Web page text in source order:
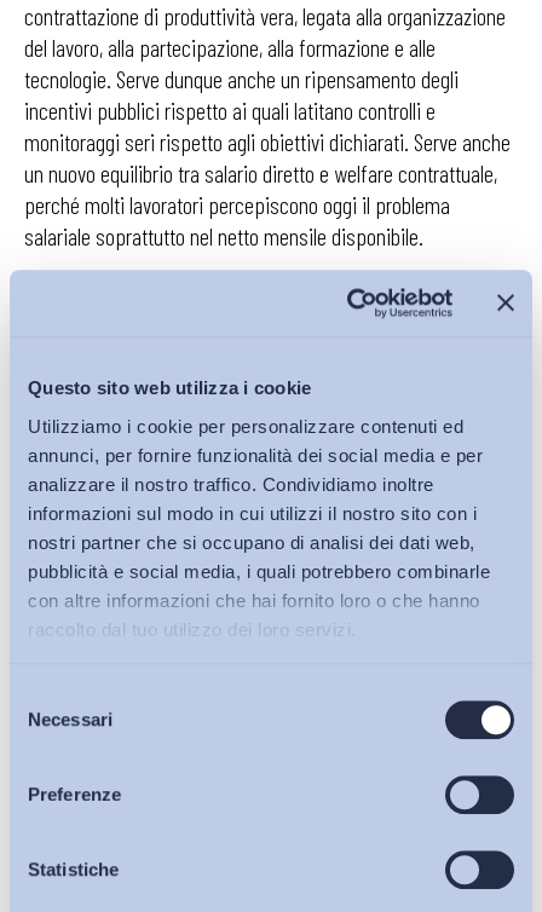
Questo sito web utilizza i cookie
Utilizziamo i cookie per personalizzare contenuti ed
annunci, per fornire funzionalità dei social media e per
analizzare il nostro traffico. Condividiamo inoltre
informazioni sul modo in cui utilizzi il nostro sito con i
nostri partner che si occupano di analisi dei dati web,
pubblicità e social media, i quali potrebbero combinarle
con altre informazioni che hai fornito loro o che hanno
raccolto dal tuo utilizzo dei loro servizi.
delNecessari
Preferenze
Statistiche
Bollettini ADAPT
Articoli
Osservatori
contrattazione di produttività vera, legata alla organizzazione
del lavoro, alla partecipazione, alla formazione e alle
tecnologie. Serve dunque anche un ripensamento degli
incentivi pubblici rispetto ai quali latitano controlli e
monitoraggi seri rispetto agli obiettivi dichiarati. Serve anche
un nuovo equilibrio tra salario diretto e welfare contrattuale,
perché molti lavoratori percepiscono oggi il problema
salariale soprattutto nel netto mensile disponibile.
Il merito delle parole di Orsini è allora quello di rendere
più chiaro il punto di partenza della questione salariale
alibi. Ed è qui, a ben vedere, che gli stessi contenuti del
decreto-legge n. 62/2026 cambiano di significato almeno da
una prospettiva di relazioni industriali. Nelle parole del
Presidente di Confindustria il decreto sul salario giusto non è
più soltanto lo strumento per mettere ordine nel sistema
contrattuale o per marginalizzare le forme patologiche di
dumping, ma diventaun possibile punto di partenza di
una nuova stagione di responsabilità condivisa tra
Governo e parti sociali
Se infatti anche i “contratti buoni” non bastano più, alloranon
è più sufficiente limitarsi a invocare nuove risorse
sostegno fiscale ai salari
. La vera questione è capire se le
parti sociali siano davvero disposte ad aprire finalmente – e
progettuale sul funzionamento concreto del modello